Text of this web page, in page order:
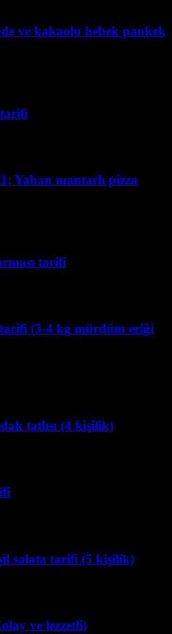
ve kakaolu bebek pankek
Yaban mantarlı pizza
tarifi
(3-4 kg mürdüm eriği
tatlısı (4 kişilik)
salata tarifi (5 kişilik)
ve lezzetli)